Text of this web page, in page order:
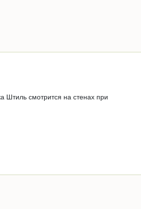
Штиль смотрится на стенах при